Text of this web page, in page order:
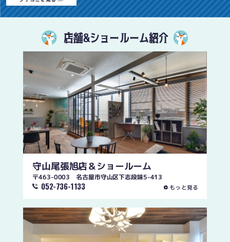
店舗&ショールーム紹介
守山尾張旭店＆ショールーム
〒463-0003 名古屋市守山区下志段味5-413
052-736-1133 もっと見る